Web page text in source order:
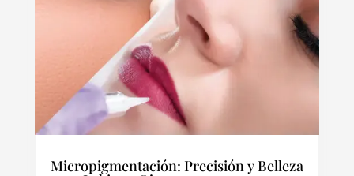
Micropigmentación: Precisión y Belleza